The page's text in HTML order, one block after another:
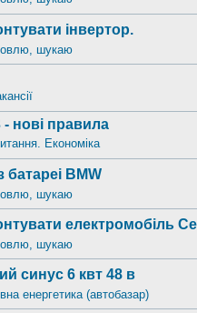
інвертор.
шукаю
- нові правила
Економіка
BMW
шукаю
електромобіль
шукаю
синус 6 квт 48 в
енергетика (автобазар)